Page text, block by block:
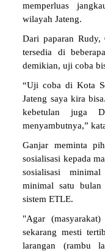
memperluas
wilayah Jateng.
Dari paparan Rudy,
tersedia di
demikian, uji coba
“Uji coba di Kota
Jateng saya kira
kebetulan juga
menyambutnya,”
Ganjar meminta
sosialisasi kepada
sosialisasi
minimal satu bulan
sistem ETLE.
"Agar
sekarang mesti
larangan (rambu